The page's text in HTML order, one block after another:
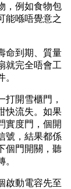
，例如食物包
能喺唔覺意之
命到期、質量
就完全唔會工
打開雪櫃門，
快流失。如果
實度門，個開
號，結果都係
個門開關，聽
啟動電容先至